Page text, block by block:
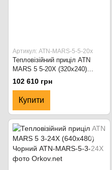
Артикул: ATN-MARS-5-5-20x
Тепловізійний приціл ATN
MARS 5 5-20X (320x240)
Чорний
102 610 грн
Купити